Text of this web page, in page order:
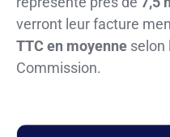
verront leur facture
TTC en moyenne selon
Commission.